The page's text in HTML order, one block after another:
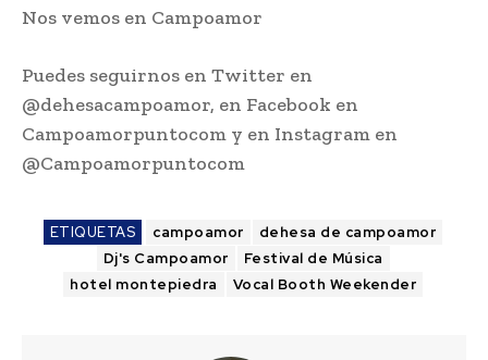
Nos vemos en Campoamor
Puedes seguirnos en Twitter en
@dehesacampoamor, en Facebook en
Campoamorpuntocom y en Instagram en
@Campoamorpuntocom
ETIQUETAS campoamor
dehesa de campoamor
Dj's Campoamor
Festival de Música
hotel montepiedra
Vocal Booth Weekender